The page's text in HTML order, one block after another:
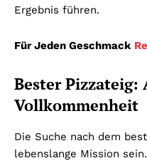
Ergebnis führen.
Für Jeden Geschmack
Bester Pizzateig:
Vollkommenheit
Die Suche nach dem
lebenslange Mission